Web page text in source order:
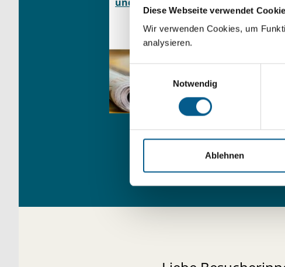
Diese Webseite verwendet
Wir verwenden Cookies, um
analysieren.
Einwilligungsauswahl
Notwendig
Ablehnen